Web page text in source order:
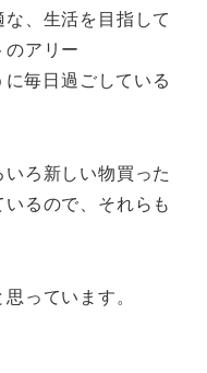
、生活を目指して
アリー
毎日過ごしている
ろ新しい物買った
るので、それらも
っています。